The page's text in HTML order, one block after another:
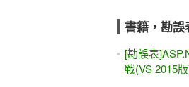
書籍，勘誤
[勘誤表
戰(VS 2015